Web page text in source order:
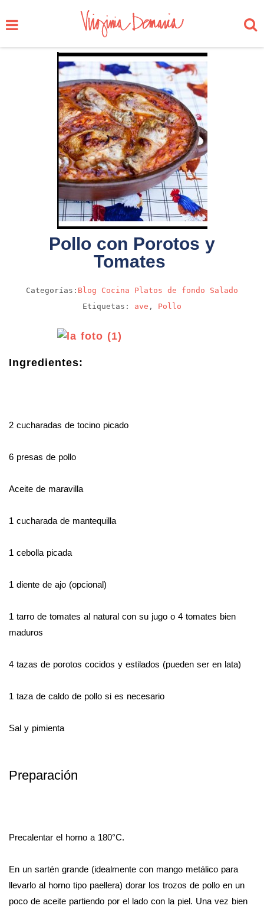
Pollo con Porotos y
Tomates
Categorías: Blog Cocina Platos de fondo
Salado
Etiquetas: ave , Pollo
Ingredientes:
2 cucharadas de tocino picado
6 presas de pollo
Aceite de maravilla
1 cucharada de mantequilla
1 cebolla picada
1 diente de ajo (opcional)
1 tarro de tomates al natural con su jugo o 4 tomates bien
maduros
4 tazas de porotos cocidos y estilados (pueden ser en lata)
1 taza de caldo de pollo si es necesario
Sal y pimienta
Preparación
Precalentar el horno a 180°C.
En un sartén grande (idealmente con mango metálico para
llevarlo al horno tipo paellera) dorar los trozos de pollo en un
poco de aceite partiendo por el lado con la piel. Una vez bien